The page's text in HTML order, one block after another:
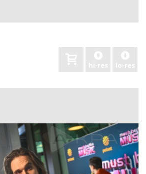
hi-res lo-res